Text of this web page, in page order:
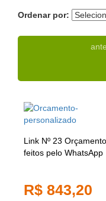
Ordenar por:
Link Nº 23
feitos pelo WhatsApp
R$ 843,20